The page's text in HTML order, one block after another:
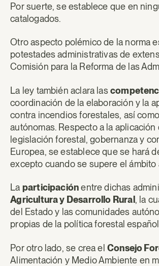
Por suerte, se establece que en
catalogados.
Otro aspecto polémico de la norma
potestades administrativas de
Comisión para la Reforma de las
La ley también aclara las
coordinación de la elaboración y la
contra incendios forestales, así
autónomas. Respecto a la
legislación forestal, gobernanza y
Europea, se establece que se hará
excepto cuando se supere el
La participaciónentre dichas
Agricultura y Desarrollo Rural , la
del Estado y las comunidades
propias de la política forestal
Por otro lado, se crea el Consejo
Alimentación y Medio Ambiente en